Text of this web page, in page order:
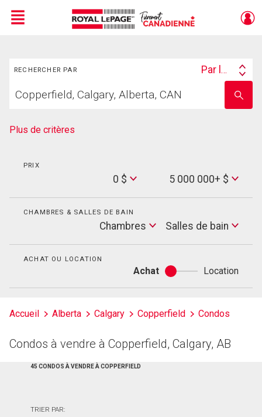
Menu
RECHERCHER PAR
Search
Par lieu
votre
nom
Plus de critères
PRIX
0 $
Max
Price
5 000 000+ $
CHAMBRES & SALLES DE BAIN
Chambres
Salles
de
Salles de bain
ACHAT OU LOCATION
Achat
Achat
ou
Location
Accueil Alberta Calgary Copperfield Condos
Condos à vendre à Copperfield, Calgary, AB
45 CONDOS À VENDRE À COPPERFIELD
TRIER PAR: